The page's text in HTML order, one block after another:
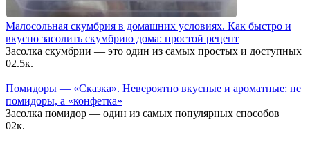
Малосольная скумбрия в домашних условиях. Как быстро и
вкусно засолить скумбрию дома: простой рецепт
Засолка скумбрии — это один из самых простых и доступных
02.5к.
Помидоры — «Сказка». Невероятно вкусные и ароматные: не
помидоры, а «конфетка»
Засолка помидор — один из самых популярных способов
02к.